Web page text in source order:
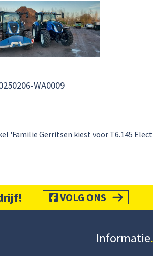
WA0009
'Familie Gerritsen kiest voor T6.145
VOLG ONS
Informatie